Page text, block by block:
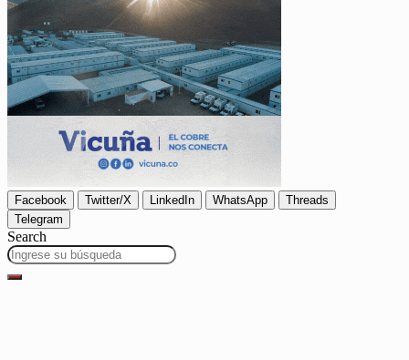
Facebook Twitter/X LinkedIn WhatsApp
Threads
Telegram
Search